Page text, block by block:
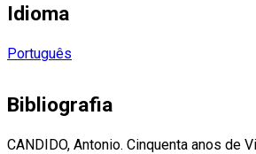
Idioma
Português
Bibliografia
CANDIDO, Antonio. Cinquenta anos de